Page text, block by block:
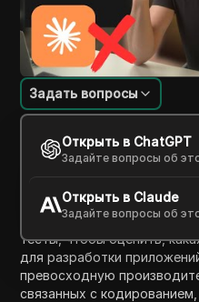
Введение в
Задать вопросы
Открыть в ChatGPT
Задайте вопросы об
Открыть в Claude
Задайте вопросы об
В этом видео ведущий
инструмент Cursor CLI.
любимой моделью Claude
производительности для
ценах. Ведущий проводит
тесты, чтобы оценить,
для разработки
превосходную
связанных с